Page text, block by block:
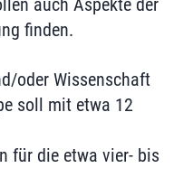
auch Aspekte der
finden.
oder Wissenschaft
soll mit etwa 12
für die etwa vier- bis